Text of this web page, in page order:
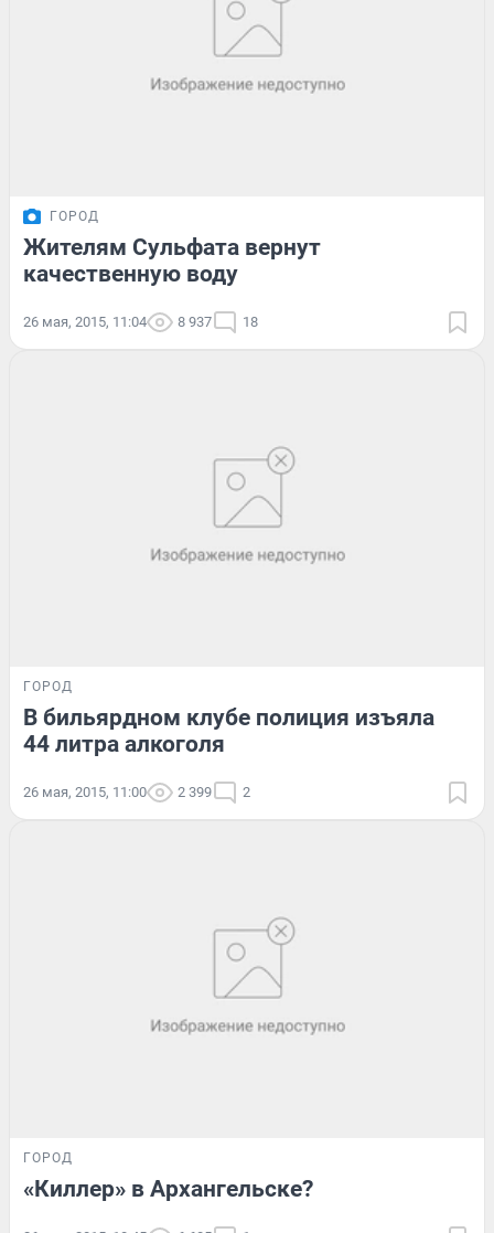
ГОРОД
Жителям Сульфата вернут
качественную воду
26 мая, 2015, 11:04 8 937 18
ГОРОД
В бильярдном клубе полиция изъяла
44 литра алкоголя
26 мая, 2015, 11:00 2 399 2
ГОРОД
«Киллер» в Архангельске?